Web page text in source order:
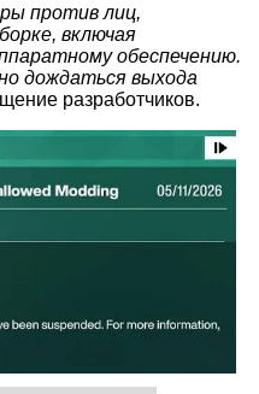
против лиц,
включая
обеспечению.
дождаться выхода
разработчиков.